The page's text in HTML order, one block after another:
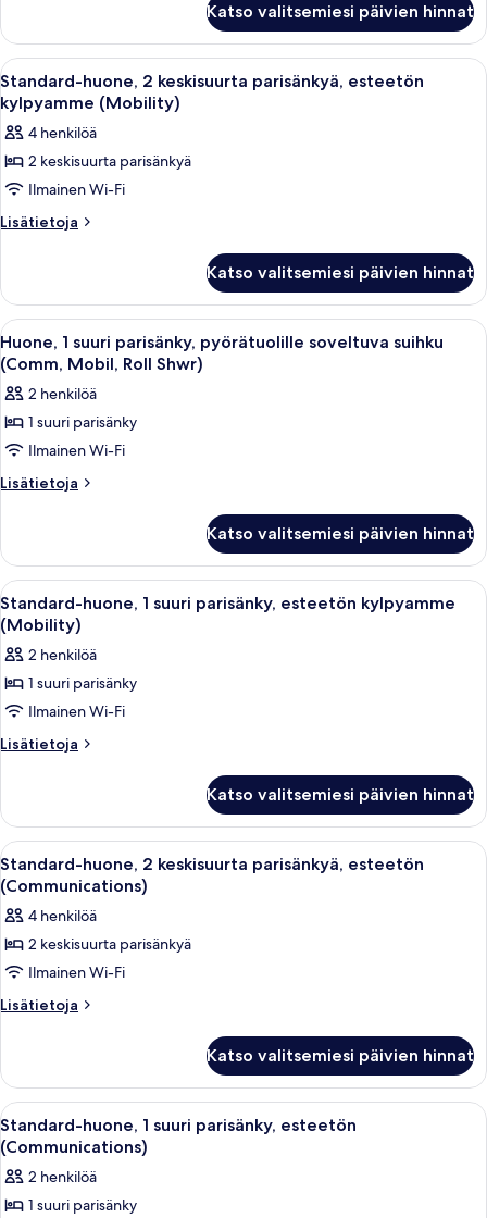
kuvat
2
keskisuurta
parisänkyä
Katso valitsemiesi päivien hinnat
Avaa
kaikki
huonetyypin
Standard-
huone,
2
keskisuurta
kylpyamme
(Mobility)
kuvat
Hotellihuone, jossa on kaksi sänkyä,
2
Standard-huone, 2 keskisuurta parisänkyä, esteetön
kylpyamme (Mobility)
4 henkilöä
2 keskisuurta parisänkyä
Ilmainen Wi-Fi
Lisätietoja
Lisätietoja
2
keskisuurta
parisänkyä,
esteetön
kylpyamme
(Mobility)
Katso valitsemiesi päivien hinnat
Avaa
kaikki
huonetyypin
Huone,
1
suuri
parisänky,
suihku
(Comm,
Mobil,
Roll
Shwr)
kuvat
Moderni huone, jossa on seinälle
3
Huone, 1 suuri parisänky, pyörätuolille soveltuva suihku
(Comm, Mobil, Roll Shwr)
2 henkilöä
1 suuri parisänky
Ilmainen Wi-Fi
Lisätietoja
Lisätietoja
suuri
parisänky,
pyörätuolille
soveltuva
suihku
(Comm,
Mobil,
Shwr)
Katso valitsemiesi päivien hinnat
Avaa
kaikki
huonetyypin
Standard-
huone,
1
suuri
kylpyamme
(Mobility)
kuvat
Moderni huone, jossa on seinälle
3
Standard-huone, 1 suuri parisänky, esteetön kylpyamme
(Mobility)
2 henkilöä
1 suuri parisänky
Ilmainen Wi-Fi
Lisätietoja
Lisätietoja
1
suuri
parisänky,
esteetön
kylpyamme
(Mobility)
Katso valitsemiesi päivien hinnat
Avaa
kaikki
huonetyypin
Standard-
huone,
2
keskisuurta
(Communications)
kuvat
Hotellihuone, jossa on kaksi sänkyä,
4
Standard-huone, 2 keskisuurta parisänkyä, esteetön
(Communications)
4 henkilöä
2 keskisuurta parisänkyä
Ilmainen Wi-Fi
Lisätietoja
Lisätietoja
2
keskisuurta
parisänkyä,
esteetön
(Communications)
Katso valitsemiesi päivien hinnat
Avaa
kaikki
huonetyypin
Standard-
Moderni huone, jossa on seinälle
4
Standard-huone, 1 suuri parisänky, esteetön
(Communications)
2 henkilöä
1 suuri parisänky